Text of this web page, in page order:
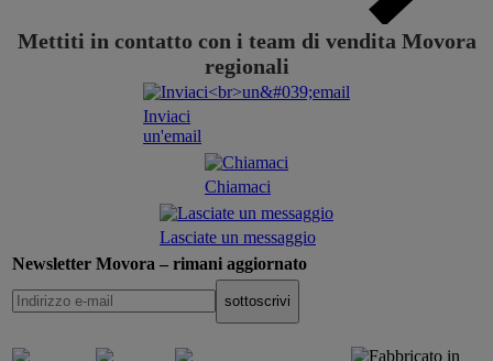
Mettiti in contatto con i team di vendita Movora
regionali
Inviaci
un'email
Chiamaci
Lasciate un messaggio
Newsletter Movora – rimani aggiornato